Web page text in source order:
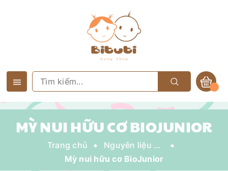
MỲ NUI HỮU CƠ BIOJUNIOR
Trang chủ
Nguyên liệu nấu cho bé
Mỳ nui hữu cơ BioJunior